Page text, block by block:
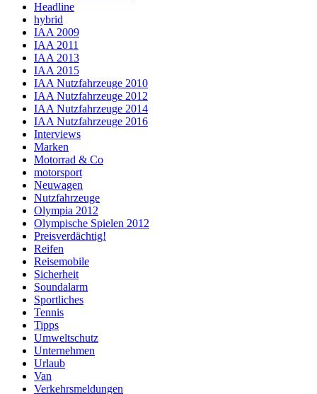
Headline
hybrid
IAA 2009
IAA 2011
IAA 2013
IAA 2015
IAA Nutzfahrzeuge 2010
IAA Nutzfahrzeuge 2012
IAA Nutzfahrzeuge 2014
IAA Nutzfahrzeuge 2016
Interviews
Marken
Motorrad & Co
motorsport
Neuwagen
Nutzfahrzeuge
Olympia 2012
Olympische Spielen 2012
Preisverdächtig!
Reifen
Reisemobile
Sicherheit
Soundalarm
Sportliches
Tennis
Tipps
Umweltschutz
Unternehmen
Urlaub
Van
Verkehrsmeldungen